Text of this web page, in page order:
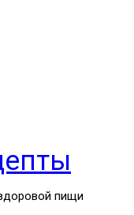
пищи